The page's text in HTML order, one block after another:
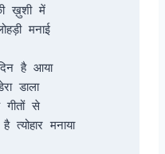
ख़ुशी में
मनाई
है आया
डाला
गीतों से
मनाया